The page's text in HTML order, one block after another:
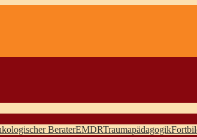
BeraterEMDRTraumapädagogik